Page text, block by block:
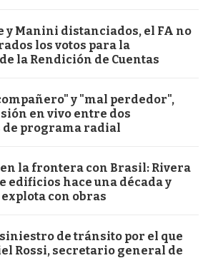
y Manini distanciados, el FA no
los votos para la
la Rendición de Cuentas
y "mal perdedor",
en vivo entre dos
programa radial
la frontera con Brasil: Rivera
edificios hace una década y
con obras
siniestro de tránsito por el que
Rossi, secretario general de